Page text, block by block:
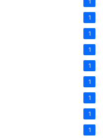
1
1
1
1
1
1
1
1
1